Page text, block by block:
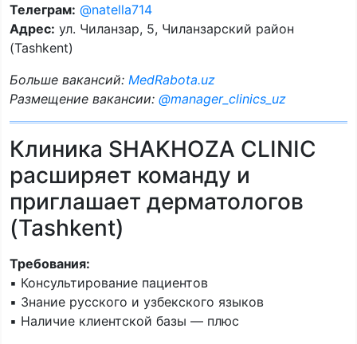
Телеграм: @natella714
Адрес: ул. Чиланзар, 5, Чиланзарский район
(Tashkent)
Больше вакансий: MedRabota.uz
Размещение вакансии: @manager_clinics_uz
Клиника SHAKHOZA CLINIC
расширяет команду и
приглашает дерматологов
(Tashkent)
Требования:
▪️ Консультирование пациентов
▪️ Знание русского и узбекского языков
▪️ Наличие клиентской базы — плюс